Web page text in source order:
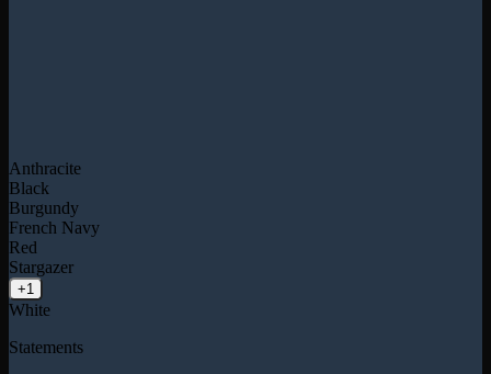
Anthracite
Black
Burgundy
French Navy
Red
Stargazer
+1
White
Statements